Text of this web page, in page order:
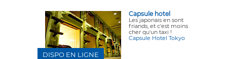
Capsule hotel
Les japonais en sont
friands, et c'est moins
cher qu'un taxi !
Capsule Hotel Tokyo
DISPO EN LIGNE